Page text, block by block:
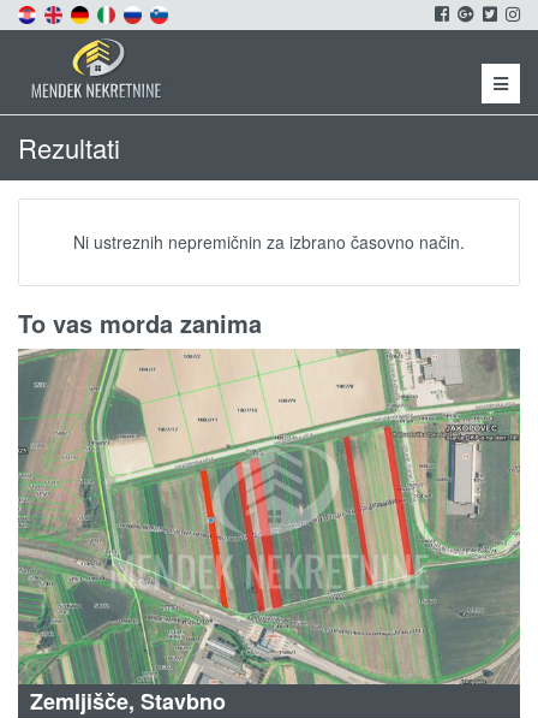
Menu
Rezultati
Ni ustreznih nepremičnin za izbrano časovno način.
To vas morda zanima
Zemljišče, Stavbno